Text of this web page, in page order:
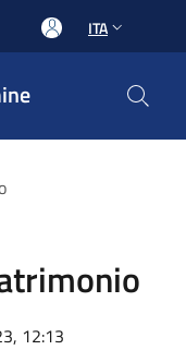
ITA
12:13